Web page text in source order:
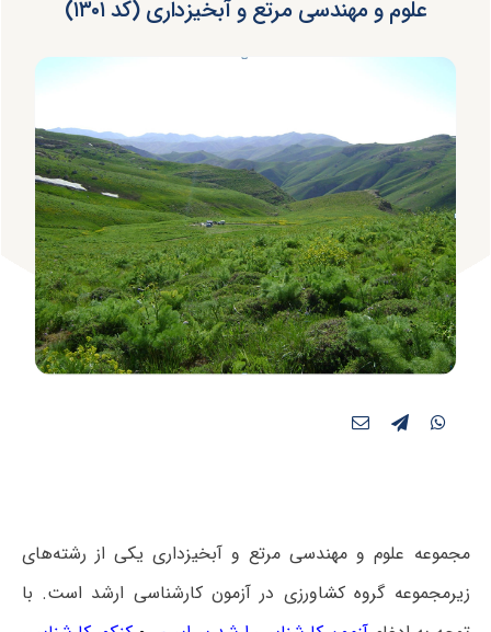
علوم و مهندسی مرتع و آبخیزداری (کد ۱۳۰۱)
مجموعه علوم و مهندسی مرتع و آبخیزداری یکی از رشته‌های
زیرمجموعه گروه کشاورزی در آزمون کارشناسی ارشد است. با